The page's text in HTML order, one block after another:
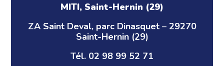
MITI, Saint-Hernin (29)
ZA Saint Deval, parc Dinasquet – 29270
Saint-Hernin (29)
Tél. 02 98 99 52 71